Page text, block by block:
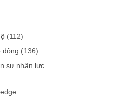
(112)
động (136)
sự nhân lực